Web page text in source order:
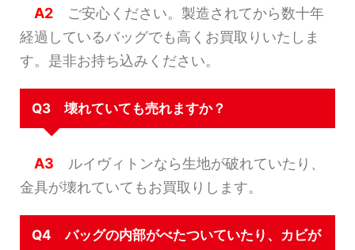
A2 ご安心ください。製造されてから数十年
経過しているバッグでも高くお買取りいたしま
す。是非お持ち込みください。
Q3 壊れていても売れますか？
A3 ルイヴィトンなら生地が破れていたり、
金具が壊れていてもお買取りします。
Q4 バッグの内部がべたついていたり、カビが